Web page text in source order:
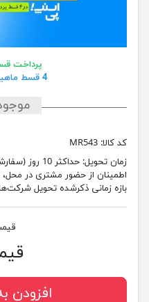
پرداخت
4 قسط ماهیانه بدون کارمزد
کد کالا: MR543
زمان تحویل:
حداکثر 10
اطمینان از حضور مشتری در
بازه زمانی ذکرشده تحویل
افزودن